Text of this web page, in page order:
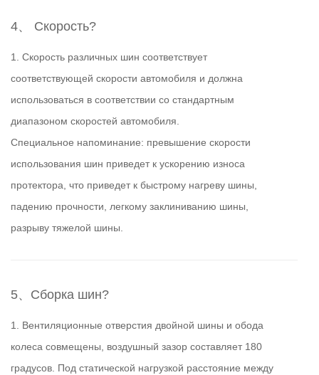
4、 Скорость?
1. Скорость различных шин соответствует
соответствующей скорости автомобиля и должна
использоваться в соответствии со стандартным
диапазоном скоростей автомобиля.
Специальное напоминание: превышение скорости
использования шин приведет к ускорению износа
протектора, что приведет к быстрому нагреву шины,
падению прочности, легкому заклиниванию шины,
разрыву тяжелой шины.
5、Сборка шин?
1. Вентиляционные отверстия двойной шины и обода
колеса совмещены, воздушный зазор составляет 180
градусов. Под статической нагрузкой расстояние между